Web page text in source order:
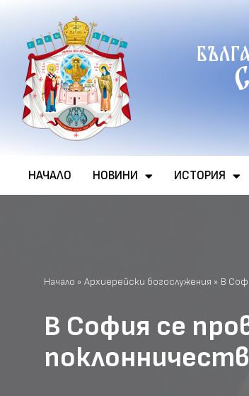
Продължете
към
съдържанието
НАЧАЛО НОВИНИ ИСТОРИЯ
Начало » Архиерейски богослужения » В
В София се